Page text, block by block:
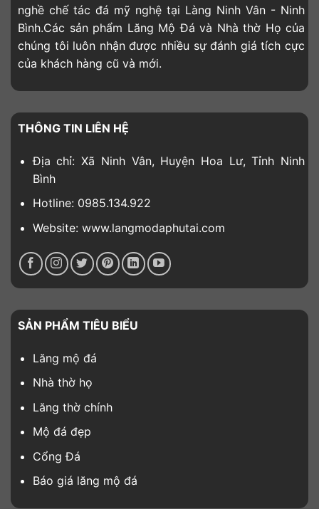
nghề chế tác đá mỹ nghệ tại Làng Ninh Vân - Ninh
Bình.Các sản phẩm Lăng Mộ Đá và Nhà thờ Họ của
chúng tôi luôn nhận được nhiều sự đánh giá tích cực
của khách hàng cũ và mới.
THÔNG TIN LIÊN HỆ
Địa chỉ: Xã Ninh Vân, Huyện Hoa Lư, Tỉnh Ninh
Bình
Hotline: 0985.134.922
Website: www.langmodaphutai.com
SẢN PHẨM TIÊU BIỂU
Lăng mộ đá
Nhà thờ họ
Lăng thờ chính
Mộ đá đẹp
Cổng Đá
Báo giá lăng mộ đá